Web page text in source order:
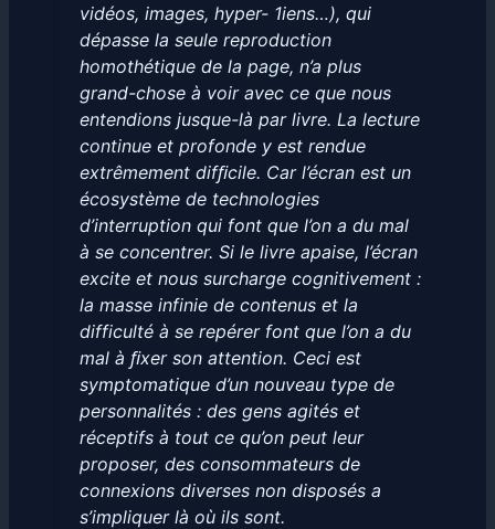
vidéos, images, hyper- 1iens…), qui
dépasse la seule reproduction
homothétique de la page, n’a plus
grand-chose à voir avec ce que nous
entendions jusque-là par livre. La lecture
continue et profonde y est rendue
extrêmement difﬁcile. Car l’écran est un
écosystème de technologies
d’interruption qui font que l’on a du mal
à se concentrer. Si le livre apaise, l’écran
excite et nous surcharge cognitivement :
la masse infinie de contenus et la
difficulté à se repérer font que l’on a du
mal à ﬁxer son attention. Ceci est
symptomatique d’un nouveau type de
personnalités : des gens agités et
réceptifs à tout ce qu’on peut leur
proposer, des consommateurs de
connexions diverses non disposés a
s’impliquer là où ils sont.